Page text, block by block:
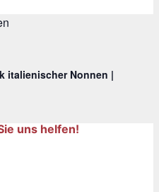
italienischer Nonnen |
uns helfen!